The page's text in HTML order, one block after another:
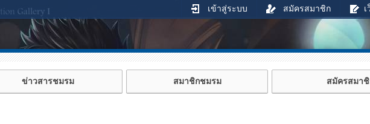
เข้าสู่ระบบ สมัครสมาชิก
ข่าวสารชมรม สมาชิกชมรม สมัครสมา